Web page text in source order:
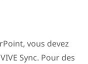
, vous devez
Sync. Pour des